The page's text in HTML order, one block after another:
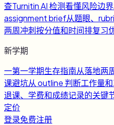
查Turnitin AI 检测看懂风险边
assignment brief从题眼、
两周冲刺按分值和时间排复习
新学期
一第一学期生存指南从落地两
课避坑从 outline 判断工作量
退课、学费和成绩记录的关键
定价
登录免费注册